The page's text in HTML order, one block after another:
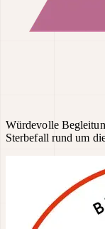
Würdevolle
Sterbefall rund um